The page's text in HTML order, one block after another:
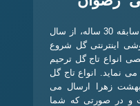
گل فروشی رضوان با دارابودن سابقه 30 ساله، از سال
اینترنتی گل شروع
انواع تاج گل ترحیم
می نماید. انواع تاج گل
بهشت زهرا ارسال می
و در صورتی که شما